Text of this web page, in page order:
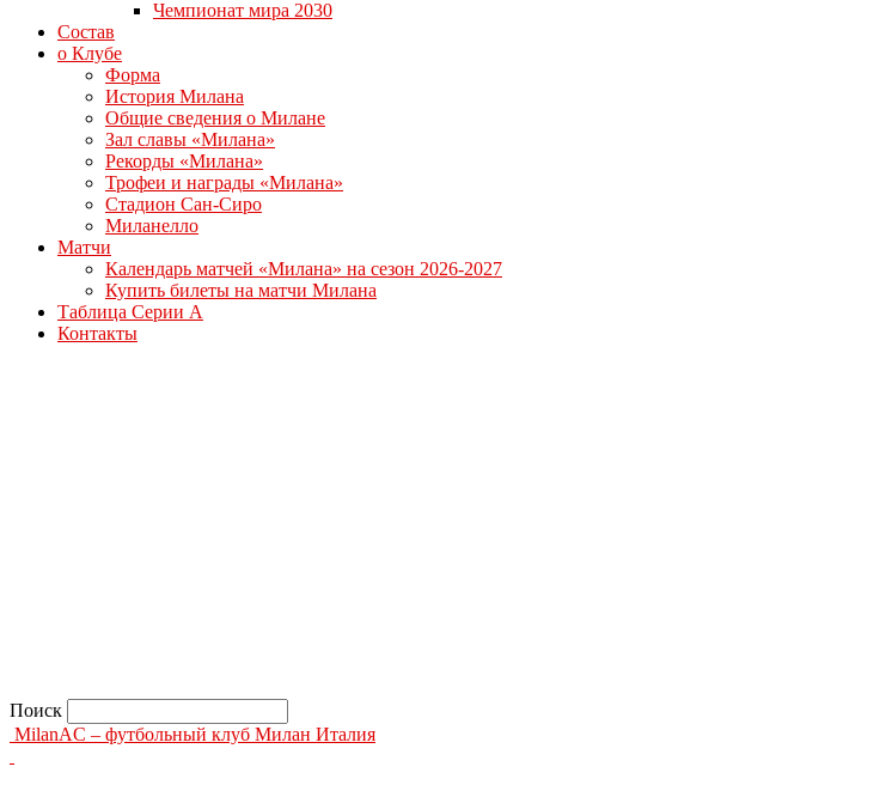
Чемпионат мира 2030
Состав
о Клубе
Форма
История Милана
Общие сведения о Милане
Зал славы «Милана»
Рекорды «Милана»
Трофеи и награды «Милана»
Стадион Сан-Сиро
Миланелло
Матчи
Календарь матчей «Милана» на сезон 2026-2027
Купить билеты на матчи Милана
Таблица Серии А
Контакты
Поиск
MilanAC – футбольный клуб Милан Италия